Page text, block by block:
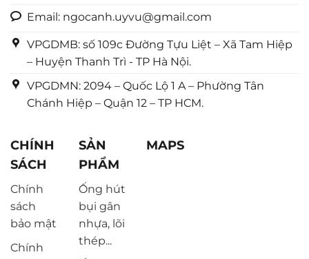
Email: ngocanh.uyvu@gmail.com
VPGDMB: số 109c Đường Tựu Liệt – Xã Tam Hiệp
– Huyện Thanh Trì - TP Hà Nội.
VPGDMN: 2094 – Quốc Lộ 1 A – Phường Tân
Chánh Hiệp – Quận 12 – TP HCM.
CHÍNH
SÁCH
Chính
sách
bảo mật
Chính
SẢN
PHẨM
Ống hút
bụi gân
nhựa, lõi
thép...
MAPS